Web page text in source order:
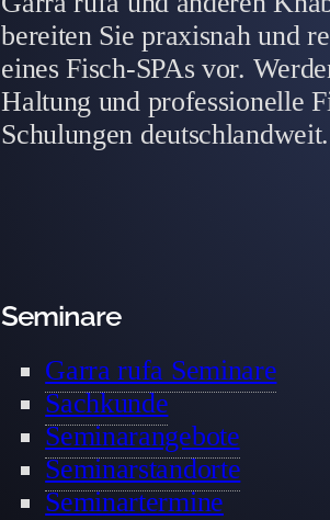
bereiten Sie praxisnah und
eines Fisch-SPAs vor.
Haltung und professionelle
Schulungen deutschlandweit.
Seminare
Garra rufa Seminare
Sachkunde
Seminarangebote
Seminarstandorte
Seminartermine